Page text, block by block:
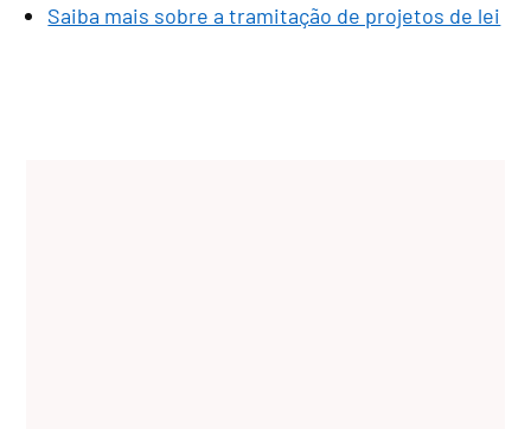
Saiba mais sobre a tramitação de projetos de lei